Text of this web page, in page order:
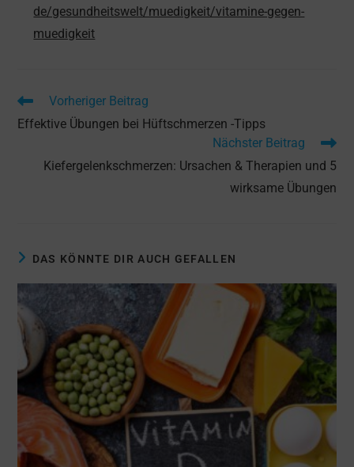
de/gesundheitswelt/muedigkeit/vitamine-gegen-
muedigkeit
Weitere
ansehen
Vorheriger Beitrag
Effektive Übungen bei Hüftschmerzen -Tipps
Nächster Beitrag
Kiefergelenkschmerzen: Ursachen & Therapien und 5
wirksame Übungen
DAS KÖNNTE DIR AUCH GEFALLEN